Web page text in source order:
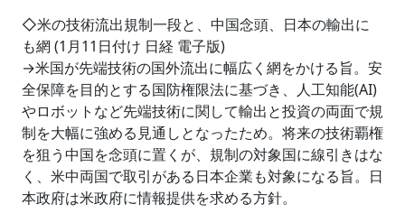
◇米の技術流出規制一段と、中国念頭、日本の輸出に
も網 (1月11日付け 日経 電子版)
→米国が先端技術の国外流出に幅広く網をかける旨。安
全保障を目的とする国防権限法に基づき、人工知能(AI)
やロボットなど先端技術に関して輸出と投資の両面で規
制を大幅に強める見通しとなったため。将来の技術覇権
を狙う中国を念頭に置くが、規制の対象国に線引きはな
く、米中両国で取引がある日本企業も対象になる旨。日
本政府は米政府に情報提供を求める方針。